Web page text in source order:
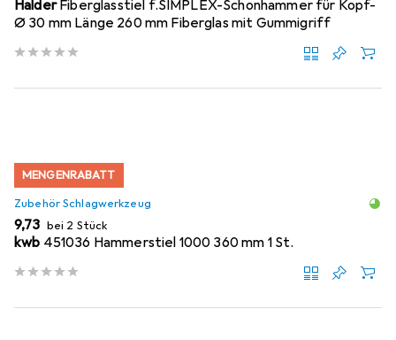
Halder Fiberglasstiel f.SIMPLEX-Schonhammer für Kopf-
Ø 30 mm Länge 260 mm Fiberglas mit Gummigriff
MENGENRABATT
Zubehör Schlagwerkzeug
EUR
9,73 bei 2 Stück
kwb 451036 Hammerstiel 1000 360 mm 1 St.